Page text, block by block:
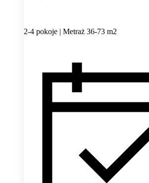
2-4 pokoje | Metraż 36-73 m2